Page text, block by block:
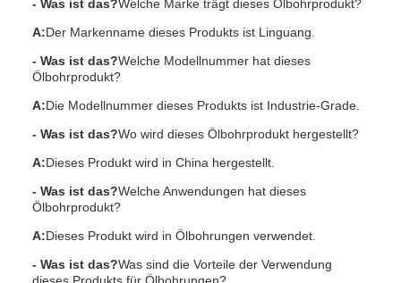
- Was ist das?Welche Marke trägt dieses Ölbohrprodukt?
A:Der Markenname dieses Produkts ist Linguang.
- Was ist das?Welche Modellnummer hat dieses
Ölbohrprodukt?
A:Die Modellnummer dieses Produkts ist Industrie-Grade.
- Was ist das?Wo wird dieses Ölbohrprodukt hergestellt?
A:Dieses Produkt wird in China hergestellt.
- Was ist das?Welche Anwendungen hat dieses
Ölbohrprodukt?
A:Dieses Produkt wird in Ölbohrungen verwendet.
- Was ist das?Was sind die Vorteile der Verwendung